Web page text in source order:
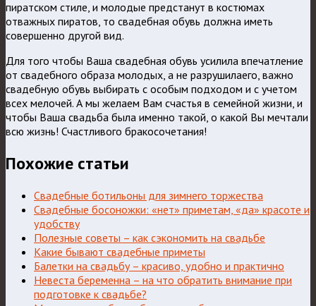
пиратском стиле, и молодые предстанут в костюмах
отважных пиратов, то свадебная обувь должна иметь
совершенно другой вид.
Для того чтобы Ваша свадебная обувь усилила впечатление
от свадебного образа молодых, а не разрушилаего, важно
свадебную обувь выбирать с особым подходом и с учетом
всех мелочей. А мы желаем Вам счастья в семейной жизни, и
чтобы Ваша свадьба была именно такой, о какой Вы мечтали
всю жизнь! Счастливого бракосочетания!
Похожие статьи
Свадебные ботильоны для зимнего торжества
Свадебные босоножки: «нет» приметам, «да» красоте и
удобству
Полезные советы – как сэкономить на свадьбе
Какие бывают свадебные приметы
Балетки на свадьбу – красиво, удобно и практично
Невеста беременна – на что обратить внимание при
подготовке к свадьбе?